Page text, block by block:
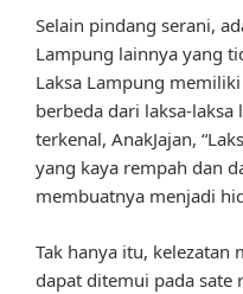
Selain pindang serani,
Lampung lainnya yang
Laksa Lampung
berbeda dari laksa-
terkenal, AnakJajan,
yang kaya rempah dan
membuatnya menjadi
Tak hanya itu, kelezatan
dapat ditemui pada sate